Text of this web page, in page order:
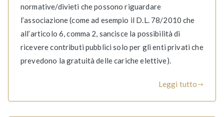
normative/divieti che possono riguardare
l’associazione (come ad esempio il D.L. 78/2010 che
all’articolo 6, comma 2, sancisce la possibilità di
ricevere contributi pubblici solo per gli enti privati che
prevedono la gratuità delle cariche elettive).
Leggi tutto